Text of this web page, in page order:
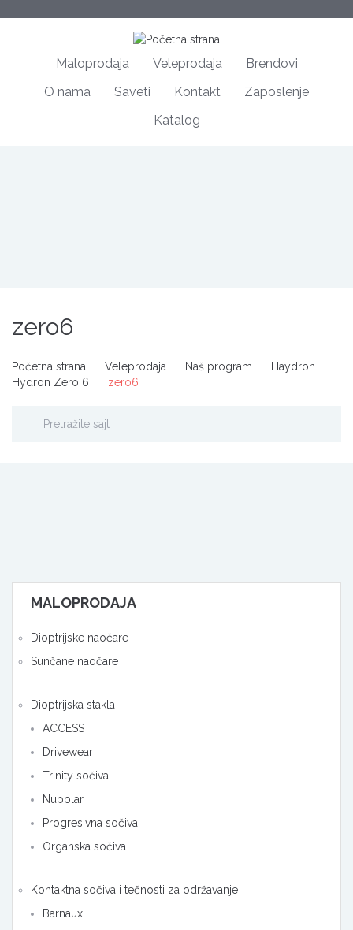
Maloprodaja Veleprodaja
Brendovi
O nama
Saveti Kontakt
Zaposlenje
Katalog
zero6
Početna strana Veleprodaja Naš program
Haydron
Hydron Zero 6
zero6
MALOPRODAJA
Dioptrijske naočare
Sunčane naočare
Dioptrijska stakla
ACCESS
Drivewear
Trinity sočiva
Nupolar
Progresivna sočiva
Organska sočiva
Kontaktna sočiva i tečnosti za održavanje
Barnaux